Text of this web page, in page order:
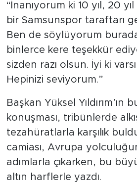
“İnanıyorum ki 10 yıl, 20
bir Samsunspor taraftarı
Ben de söylüyorum
binlerce kere teşekkür
sizden razı olsun. İyi ki
Hepinizi seviyorum.”
Başkan Yüksel Yıldırım’ın
konuşması, tribünlerde
tezahüratlarla karşılık
camiası, Avrupa
adımlarla çıkarken, bu
altın harflerle yazdı.